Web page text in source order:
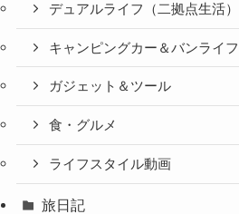
デュアルライフ（二拠点生活
キャンピングカー＆バンライフ
ガジェット＆ツール
食・グルメ
ライフスタイル動画
旅日記